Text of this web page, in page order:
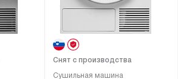
Сушильная машина
Снят с производства